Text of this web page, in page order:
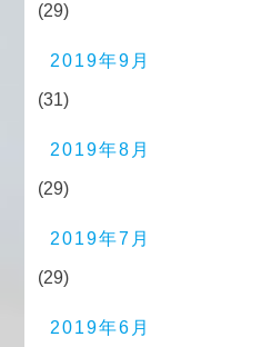
(29)
2019年9月
(31)
2019年8月
(29)
2019年7月
(29)
2019年6月